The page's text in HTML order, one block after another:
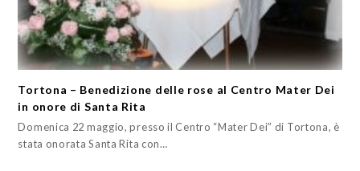
Tortona – Benedizione delle rose al Centro Mater Dei
in onore di Santa Rita
Domenica 22 maggio, presso il Centro “Mater Dei” di Tortona, è
stata onorata Santa Rita con…